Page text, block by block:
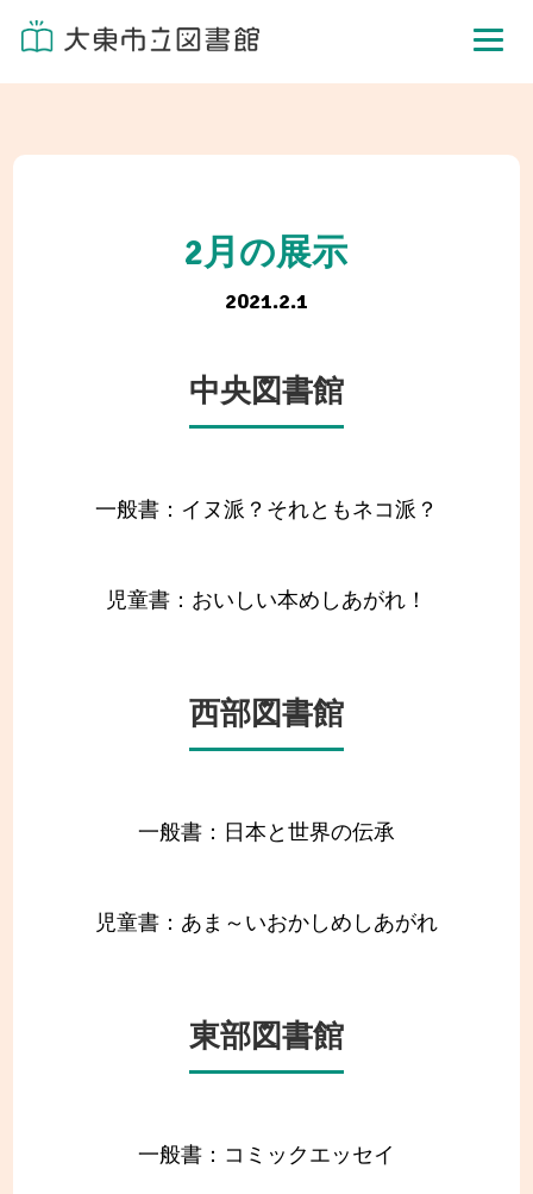
2月の展示
2021.2.1
中央図書館
一般書：イヌ派？それともネコ派？
児童書：おいしい本めしあがれ！
西部図書館
一般書：日本と世界の伝承
児童書：あま～いおかしめしあがれ
東部図書館
一般書：コミックエッセイ